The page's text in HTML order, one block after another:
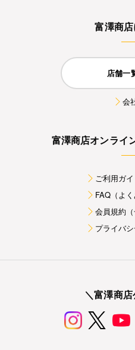
富澤商
店舗一
会
富澤商店オンライ
ご利用ガ
FAQ（よ
会員規約（
プライバ
＼富澤商